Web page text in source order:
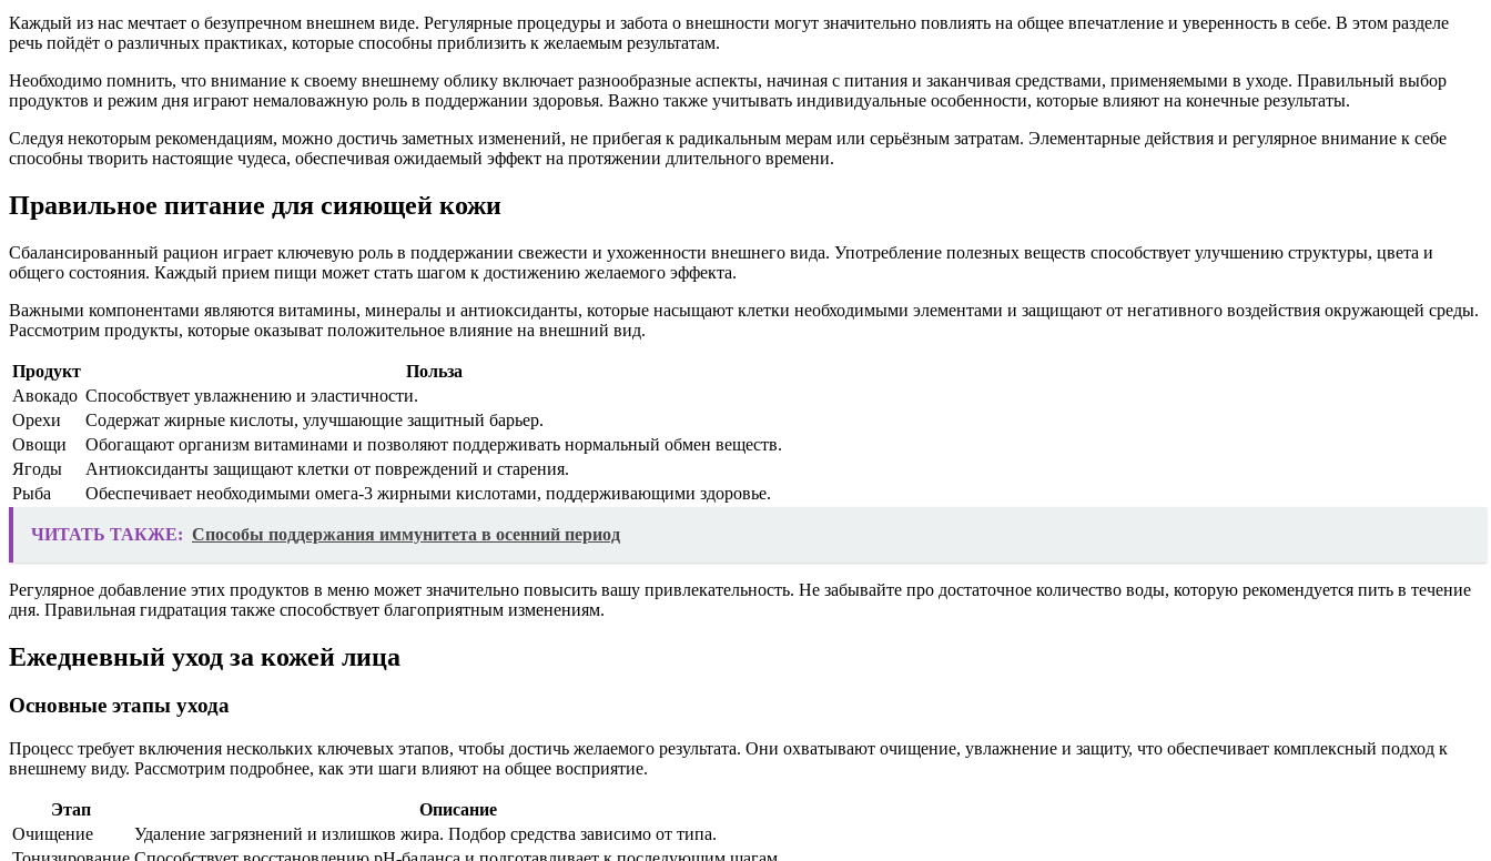
Каждый из нас мечтает о безупречном внешнем виде. Регулярные процедуры и забота о внешности могут значительно повлиять на общее впечатление и уверенность в себе. В этом разделе
речь пойдёт о различных практиках, которые способны приблизить к желаемым результатам.
Необходимо помнить, что внимание к своему внешнему облику включает разнообразные аспекты, начиная с питания и заканчивая средствами, применяемыми в уходе. Правильный выбор
продуктов и режим дня играют немаловажную роль в поддержании здоровья. Важно также учитывать индивидуальные особенности, которые влияют на конечные результаты.
Следуя некоторым рекомендациям, можно достичь заметных изменений, не прибегая к радикальным мерам или серьёзным затратам. Элементарные действия и регулярное внимание к себе
способны творить настоящие чудеса, обеспечивая ожидаемый эффект на протяжении длительного времени.
Правильное питание для сияющей кожи
Сбалансированный рацион играет ключевую роль в поддержании свежести и ухоженности внешнего вида. Употребление полезных веществ способствует улучшению структуры, цвета и
общего состояния. Каждый прием пищи может стать шагом к достижению желаемого эффекта.
Важными компонентами являются витамины, минералы и антиоксиданты, которые насыщают клетки необходимыми элементами и защищают от негативного воздействия окружающей среды.
Рассмотрим продукты, которые оказыват положительное влияние на внешний вид.
Продукт
Польза
Авокадо Способствует увлажнению и эластичности.
Орехи
Содержат жирные кислоты, улучшающие защитный барьер.
Овощи
Обогащают организм витаминами и позволяют поддерживать нормальный обмен веществ.
Ягоды
Антиоксиданты защищают клетки от повреждений и старения.
Рыба
Обеспечивает необходимыми омега-3 жирными кислотами, поддерживающими здоровье.
ЧИТАТЬ ТАКЖЕ: Способы поддержания иммунитета в осенний период
Регулярное добавление этих продуктов в меню может значительно повысить вашу привлекательность. Не забывайте про достаточное количество воды, которую рекомендуется пить в течение
дня. Правильная гидратация также способствует благоприятным изменениям.
Ежедневный уход за кожей лица
Основные этапы ухода
Процесс требует включения нескольких ключевых этапов, чтобы достичь желаемого результата. Они охватывают очищение, увлажнение и защиту, что обеспечивает комплексный подход к
внешнему виду. Рассмотрим подробнее, как эти шаги влияют на общее восприятие.
Этап
Описание
Очищение
Удаление загрязнений и излишков жира. Подбор средства зависимо от типа.